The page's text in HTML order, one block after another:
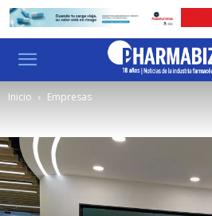
Inicio Empresas